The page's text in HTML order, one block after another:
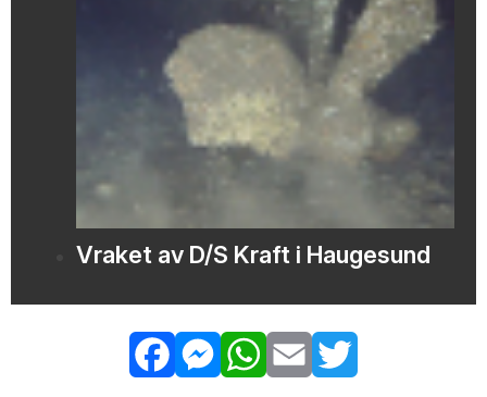
Vraket av D/S Kraft i Haugesund